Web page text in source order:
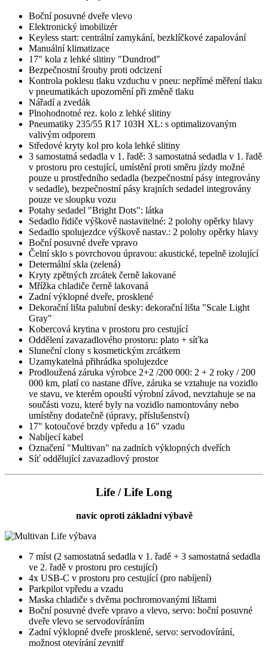
Boční posuvné dveře vlevo
Elektronický imobilizér
Keyless start: centrální zamykání, bezklíčkové zapalování
Manuální klimatizace
17" kola z lehké slitiny "Dundrod"
Bezpečnostní šrouby proti odcizení
Kontrola poklesu tlaku vzduchu v pneu: nepřímé měření tlaku
v pneumatikách upozornění při změně tlaku
Nářadí a zvedák
Plnohodnotné rez. kolo z lehké slitiny
Pneumatiky 235/55 R17 103H XL: s optimalizovaným
valivým odporem
Středové kryty kol pro kola lehké slitiny
3 samostatná sedadla v 1. řadě: 3 samostatná sedadla v 1. řadě
v prostoru pro cestující, umístění proti směru jízdy možné
pouze u prostředního sedadla (bezpečnostní pásy integrovány
v sedadle), bezpečnostní pásy krajních sedadel integrovány
pouze ve sloupku vozu
Potahy sedadel "Bright Dots": látka
Sedadlo řidiče výškově nastavitelné: 2 polohy opěrky hlavy
Sedadlo spolujezdce výškově nastav.: 2 polohy opěrky hlavy
Boční posuvné dveře vpravo
Čelní sklo s povrchovou úpravou: akustické, tepelně izolující
Determální skla (zelená)
Kryty zpětných zrcátek černě lakované
Mřížka chladiče černě lakovaná
Zadní výklopné dveře, prosklené
Dekorační lišta palubní desky: dekorační lišta "Scale Light
Gray"
Kobercová krytina v prostoru pro cestující
Oddělení zavazadlového prostoru: plato + síťka
Sluneční clony s kosmetickým zrcátkem
Uzamykatelná přihrádka spolujezdce
Prodloužená záruka výrobce 2+2 /200 000: 2 + 2 roky / 200
000 km, platí co nastane dříve, záruka se vztahuje na vozidlo
ve stavu, ve kterém opouští výrobní závod, nevztahuje se na
součásti vozu, které byly na vozidlo namontovány nebo
umístěny dodatečně (úpravy, příslušenství)
17" kotoučové brzdy vpředu a 16" vzadu
Nabíjecí kabel
Označení "Multivan" na zadních výklopných dveřích
Síť oddělující zavazadlový prostor
Life / Life Long
navíc oproti základní výbavě
7 míst (2 samostatná sedadla v 1. řadě + 3 samostatná sedadla
ve 2. řadě v prostoru pro cestující)
4x USB-C v prostoru pro cestující (pro nabíjení)
Parkpilot vpředu a vzadu
Maska chladiče s dvěma pochromovanými lištami
Boční posuvné dveře vpravo a vlevo, servo: boční posuvné
dveře vlevo se servodovíráním
Zadní výklopné dveře prosklené, servo: servodovírání,
možnost otevírání zevnitř